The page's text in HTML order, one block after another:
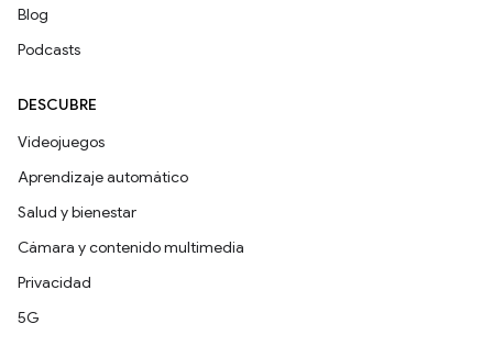
Blog
Podcasts
DESCUBRE
Videojuegos
Aprendizaje automático
Salud y bienestar
Cámara y contenido multimedia
Privacidad
5G